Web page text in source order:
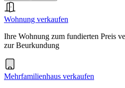
Wohnung verkaufen
Ihre Wohnung zum fundierten Preis
zur Beurkundung
Mehrfamilienhaus verkaufen